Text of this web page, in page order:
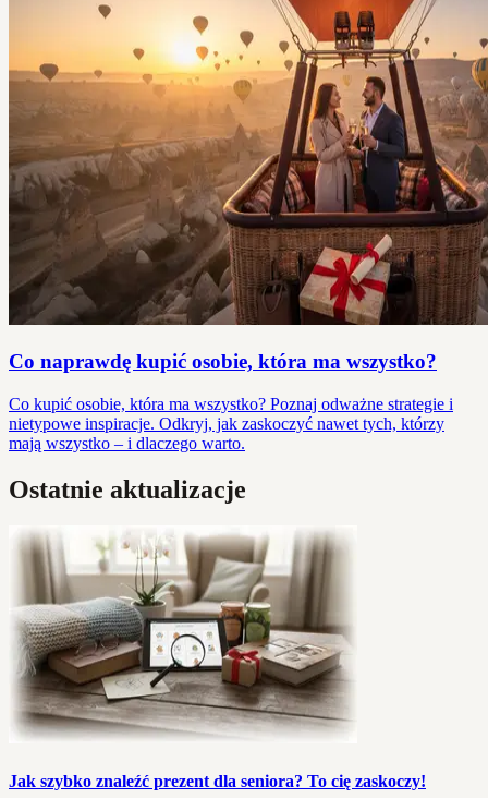
Co naprawdę kupić osobie, która ma wszystko?
Co kupić osobie, która ma wszystko? Poznaj odważne strategie i
nietypowe inspiracje. Odkryj, jak zaskoczyć nawet tych, którzy
mają wszystko – i dlaczego warto.
Ostatnie aktualizacje
Jak szybko znaleźć prezent dla seniora? To cię zaskoczy!